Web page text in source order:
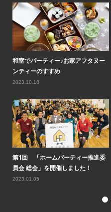
和室でパーティー♪お家アフタヌー
ンティーのすすめ
2023.10.18
第1回 「ホームパーティー推進委
員会 総会」を開催しました！
2023.01.05